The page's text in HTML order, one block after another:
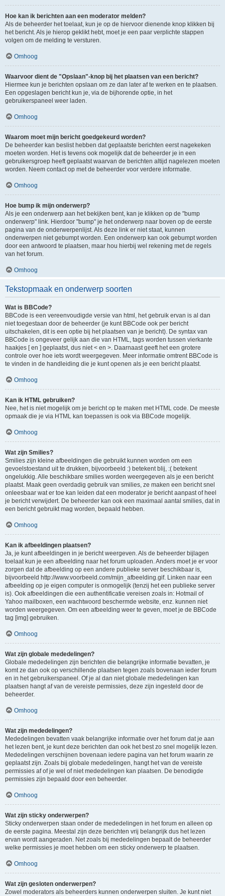
Hoe kan ik berichten aan een moderator melden?
Als de beheerder het toelaat, kun je op de hiervoor dienende knop klikken bij
het bericht. Als je hierop geklikt hebt, moet je een paar verplichte stappen
volgen om de melding te versturen.
Omhoog
Waarvoor dient de "Opslaan"-knop bij het plaatsen van een bericht?
Hiermee kun je berichten opslaan om ze dan later af te werken en te plaatsen.
Een opgeslagen bericht kun je, via de bijhorende optie, in het
gebruikerspaneel weer laden.
Omhoog
Waarom moet mijn bericht goedgekeurd worden?
De beheerder kan beslist hebben dat geplaatste berichten eerst nagekeken
moeten worden. Het is tevens ook mogelijk dat de beheerder je in een
gebruikersgroep heeft geplaatst waarvan de berichten altijd nagelezen moeten
worden. Neem contact op met de beheerder voor verdere informatie.
Omhoog
Hoe bump ik mijn onderwerp?
Als je een onderwerp aan het bekijken bent, kan je klikken op de "bump
onderwerp" link. Hierdoor "bump" je het onderwerp naar boven op de eerste
pagina van de onderwerpenlijst. Als deze link er niet staat, kunnen
onderwerpen niet gebumpt worden. Een onderwerp kan ook gebumpt worden
door een antwoord te plaatsen, maar hou hierbij wel rekening met de regels
van het forum.
Omhoog
Tekstopmaak en onderwerp soorten
Wat is BBCode?
BBCode is een vereenvoudigde versie van html, het gebruik ervan is al dan
niet toegestaan door de beheerder (je kunt BBCode ook per bericht
uitschakelen, dit is een optie bij het plaatsen van je bericht). De syntax van
BBCode is ongeveer gelijk aan die van HTML, tags worden tussen vierkante
haakjes [ en ] geplaatst, dus niet < en >. Daarnaast geeft het een grotere
controle over hoe iets wordt weergegeven. Meer informatie omtrent BBCode is
te vinden in de handleiding die je kunt openen als je een bericht plaatst.
Omhoog
Kan ik HTML gebruiken?
Nee, het is niet mogelijk om je bericht op te maken met HTML code. De meeste
opmaak die je via HTML kan toepassen is ook via BBCode mogelijk.
Omhoog
Wat zijn Smilies?
Smilies zijn kleine afbeeldingen die gebruikt kunnen worden om een
gevoelstoestand uit te drukken, bijvoorbeeld :) betekent blij, :( betekent
ongelukkig. Alle beschikbare smilies worden weergegeven als je een bericht
plaatst. Maak geen overdadig gebruik van smilies, ze maken een bericht snel
onleesbaar wat er toe kan leiden dat een moderator je bericht aanpast of heel
je bericht verwijdert. De beheerder kan ook een maximaal aantal smilies, dat in
een bericht gebruikt mag worden, bepaald hebben.
Omhoog
Kan ik afbeeldingen plaatsen?
Ja, je kunt afbeeldingen in je bericht weergeven. Als de beheerder bijlagen
toelaat kun je een afbeelding naar het forum uploaden. Anders moet je er voor
zorgen dat de afbeelding op een andere publieke server beschikbaar is,
bijvoorbeeld http://www.voorbeeld.com/mijn_afbeelding.gif. Linken naar een
afbeelding op je eigen computer is onmogelijk (tenzij het een publieke server
is). Ook afbeeldingen die een authentificatie vereisen zoals in: Hotmail of
Yahoo mailboxen, een wachtwoord beschermde website, enz. kunnen niet
worden weergegeven. Om een afbeelding weer te geven, moet je de BBCode
tag [img] gebruiken.
Omhoog
Wat zijn globale mededelingen?
Globale mededelingen zijn berichten die belangrijke informatie bevatten, je
komt ze dan ook op verschillende plaatsen tegen zoals bovenaan ieder forum
en in het gebruikerspaneel. Of je al dan niet globale mededelingen kan
plaatsen hangt af van de vereiste permissies, deze zijn ingesteld door de
beheerder.
Omhoog
Wat zijn mededelingen?
Mededelingen bevatten vaak belangrijke informatie over het forum dat je aan
het lezen bent, je kunt deze berichten dan ook het best zo snel mogelijk lezen.
Mededelingen verschijnen bovenaan iedere pagina van het forum waarin ze
geplaatst zijn. Zoals bij globale mededelingen, hangt het van de vereiste
permissies af of je wel of niet mededelingen kan plaatsen. De benodigde
permissies zijn bepaald door een beheerder.
Omhoog
Wat zijn sticky onderwerpen?
Sticky onderwerpen staan onder de mededelingen in het forum en alleen op
de eerste pagina. Meestal zijn deze berichten vrij belangrijk dus het lezen
ervan wordt aangeraden. Net zoals bij mededelingen bepaalt de beheerder
welke permissies je moet hebben om een sticky onderwerp te plaatsen.
Omhoog
Wat zijn gesloten onderwerpen?
Zowel moderators als beheerders kunnen onderwerpen sluiten. Je kunt niet